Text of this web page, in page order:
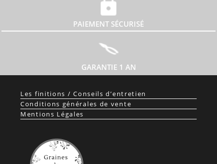
PAIEMENT SÉCURISÉ
GARANTIE 1 AN
Les finitions / Conseils d’entretien
Conditions générales de vente
Mentions Légales